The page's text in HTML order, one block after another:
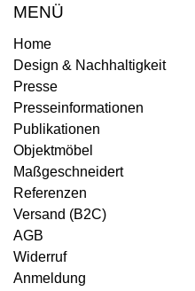
MENÜ
Home
Design & Nachhaltigkeit
Presse
Presseinformationen
Publikationen
Objektmöbel
Maßgeschneidert
Referenzen
Versand (B2C)
AGB
Widerruf
Anmeldung